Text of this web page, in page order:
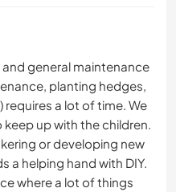
general maintenance
planting hedges,
a lot of time. We
up with the children.
or developing new
a helping hand with DIY.
where a lot of things